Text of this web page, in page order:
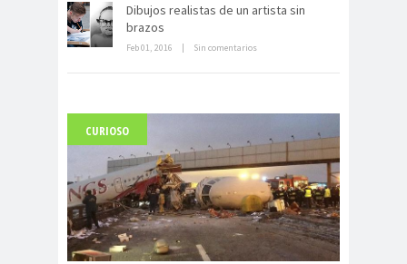
Dentro de un manicomio
abandonado
Carlo Acutis, el beato incorrupto de
15 años
Dibujos realistas de un artista sin
brazos
Feb 01, 2016 | Sin comentarios
CURIOSO